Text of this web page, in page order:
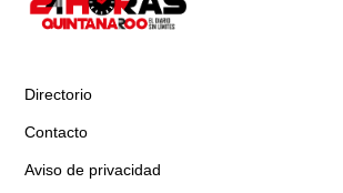
Directorio
Contacto
Aviso de privacidad